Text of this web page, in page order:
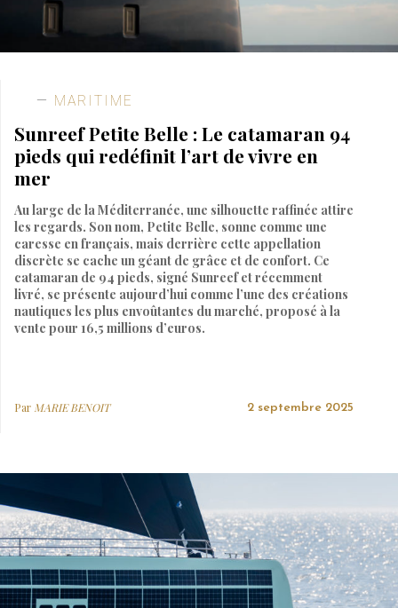
MARITIME
Sunreef Petite Belle : Le catamaran 94
pieds qui redéfinit l’art de vivre en
mer
Au large de la Méditerranée, une silhouette raffinée attire
les regards. Son nom, Petite Belle, sonne comme une
caresse en français, mais derrière cette appellation
discrète se cache un géant de grâce et de confort. Ce
catamaran de 94 pieds, signé Sunreef et récemment
livré, se présente aujourd’hui comme l’une des créations
nautiques les plus envoûtantes du marché, proposé à la
vente pour 16,5 millions d’euros.
Par MARIE BENOIT 2 septembre 2025